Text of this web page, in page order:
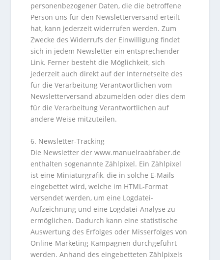
personenbezogener Daten, die die betroffene
Person uns für den Newsletterversand erteilt
hat, kann jederzeit widerrufen werden. Zum
Zwecke des Widerrufs der Einwilligung findet
sich in jedem Newsletter ein entsprechender
Link. Ferner besteht die Möglichkeit, sich
jederzeit auch direkt auf der Internetseite des
für die Verarbeitung Verantwortlichen vom
Newsletterversand abzumelden oder dies dem
für die Verarbeitung Verantwortlichen auf
andere Weise mitzuteilen.
6. Newsletter-Tracking
Die Newsletter der www.manuelraabfaber.de
enthalten sogenannte Zählpixel. Ein Zählpixel
ist eine Miniaturgrafik, die in solche E-Mails
eingebettet wird, welche im HTML-Format
versendet werden, um eine Logdatei-
Aufzeichnung und eine Logdatei-Analyse zu
ermöglichen. Dadurch kann eine statistische
Auswertung des Erfolges oder Misserfolges von
Online-Marketing-Kampagnen durchgeführt
werden. Anhand des eingebetteten Zählpixels